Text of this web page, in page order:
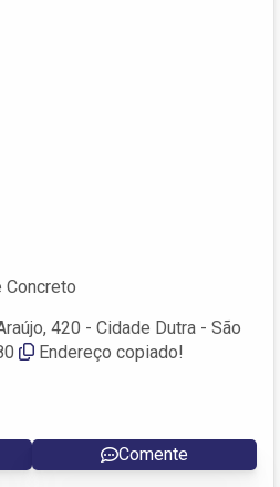
Concreto
420 - Cidade Dutra - São
Endereço copiado!
Comente